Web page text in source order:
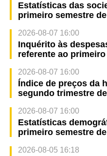
Estatísticas das
primeiro semestre
2026-08-07 16:00
Inquérito às
referente ao
2026-08-07 16:00
Índice de preços da
segundo trimestre
2026-08-07 16:00
Estatísticas
primeiro semestre
2026-08-05 16:18